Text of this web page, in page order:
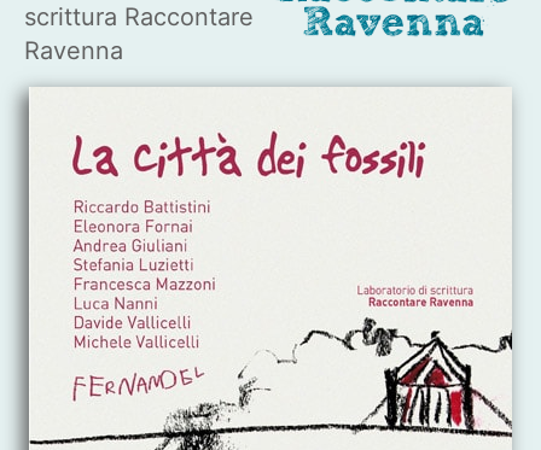
scrittura Raccontare
Ravenna